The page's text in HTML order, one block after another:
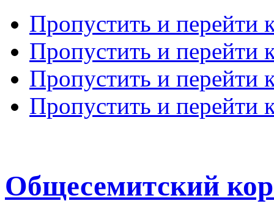
Пропустить и перейти
Пропустить и перейти
Пропустить и перейти
Пропустить и перейти
Общесемитский